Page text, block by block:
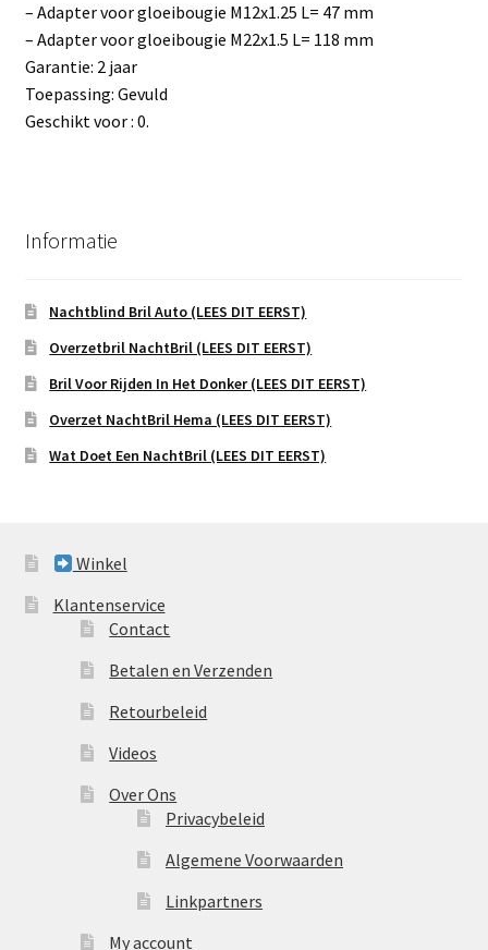
– Adapter voor gloeibougie M12x1.25 L= 47 mm
– Adapter voor gloeibougie M22x1.5 L= 118 mm
Garantie: 2 jaar
Toepassing: Gevuld
Geschikt voor : 0.
Informatie
Nachtblind Bril Auto (LEES DIT EERST)
Overzetbril NachtBril (LEES DIT EERST)
Bril Voor Rijden In Het Donker (LEES DIT EERST)
Overzet NachtBril Hema (LEES DIT EERST)
Wat Doet Een NachtBril (LEES DIT EERST)
Winkel
Klantenservice
Contact
Betalen en Verzenden
Retourbeleid
Videos
Over Ons
Privacybeleid
Algemene Voorwaarden
Linkpartners
My account